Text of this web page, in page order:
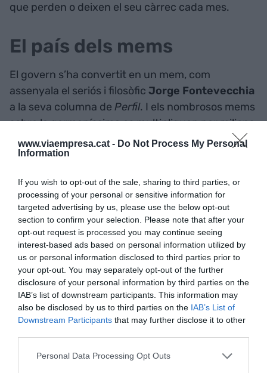
www.viaempresa.cat - Do Not Process My Personal
Information
If you wish to opt-out of the sale, sharing to third parties, or
processing of your personal or sensitive information for
targeted advertising by us, please use the below opt-out
section to confirm your selection. Please note that after your
opt-out request is processed you may continue seeing
interest-based ads based on personal information utilized by
us or personal information disclosed to third parties prior to
your opt-out. You may separately opt-out of the further
disclosure of your personal information by third parties on the
IAB’s list of downstream participants. This information may
also be disclosed by us to third parties on the IAB’s List of
Downstream Participants that may further disclose it to other
Personal Data Processing Opt Outs
que perden o deixen el seu càrrec cada mes.
El país dels mems
El govern s’ha convertit en un mem, com
assenyala el seriós i filosòfic Jorge Fontevecchia
a la seva columna de Perfil. I els nombrosos mems
sobre la germaníssima es multipliquen per milions
a tot el país, com a expressió del malestar dels
argentins, sense més armes que l’humor i l’enginy
nacional que hagi vist el país en temps
democràtics. Un aparell amb epicentre a Karina
Milei, seu a la Casa Rosada i extensions al Chaco, a
Misiones, a Santa Cruz, a Santiago del Estero, a les
terminals del qual els fons recaptats de manera
irregular acabaven en comptes personals.
Mentrestant, el degoteig diari d’àudios dibuixa un
escenari escabrós, similar al pitjor Palermo dels
administradors corleonesos.